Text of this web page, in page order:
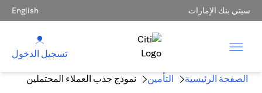
سيتي بنك الإمارات English
تسجيل الدخول
الصفحة الرئيسية التأمين نموذج جذب العملاء المحتملين